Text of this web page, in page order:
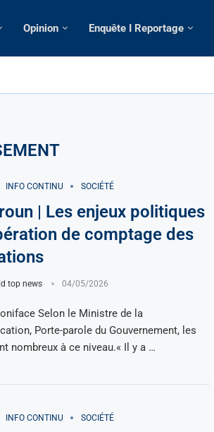
Opinion Enquête I Reportage
INFO CONTINU SOCIÉTÉ
| Les enjeux politiques
de comptage des
top news 04/05/2026
Selon le Ministre de la
Porte-parole du Gouvernement, les
nombreux à ce niveau.« Il y a …
INFO CONTINU SOCIÉTÉ